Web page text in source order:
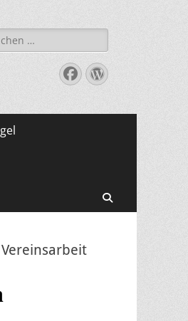
Facebook
WordPress